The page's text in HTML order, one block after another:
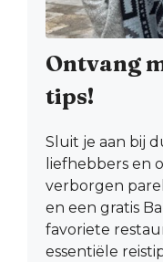
Ontvang
tips!
Sluit je aan bij
liefhebbers en
verborgen
en een gratis
favoriete
essentiële